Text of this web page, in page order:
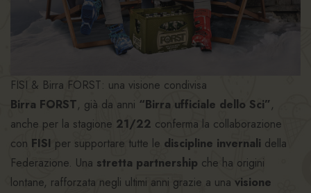
FISI & Birra FORST: una visione condivisa
Birra FORST, già da anni “Birra ufficiale dello Sci”,
anche per la stagione 21/22 conferma la collaborazione
con FISI per supportare tutte le discipline invernali della
Federazione. Una stretta partnership che ha origini
lontane, rafforzata negli ultimi anni grazie a una visione